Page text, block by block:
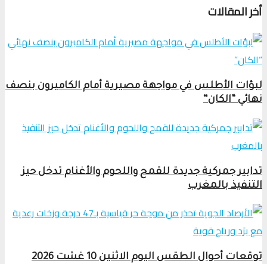
أخر المقالات
لبؤات الأطلس في مواجهة مصيرية أمام الكاميرون بنصف
نهائي “الكان”
تدابير جمركية جديدة للقمح واللحوم والأغنام تدخل حيز
التنفيذ بالمغرب
توقعات أحوال الطقس اليوم الاثنين 10 غشت 2026